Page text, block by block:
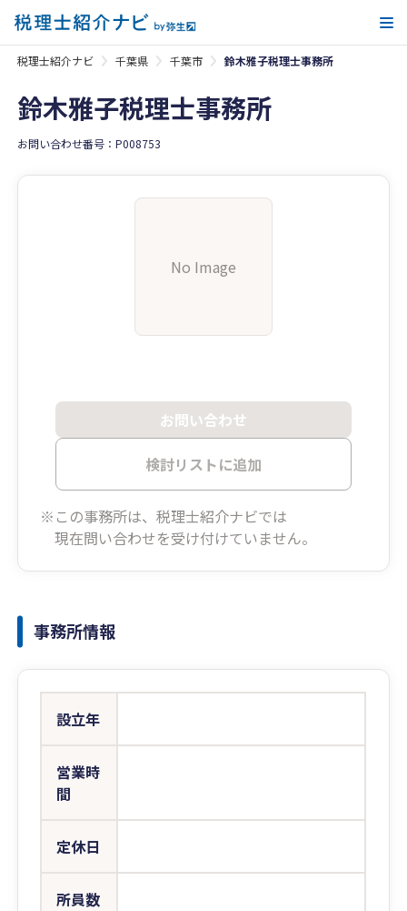
税理士紹介ナビ 千葉県 千葉市 鈴木雅子税理士事務所
鈴木雅子税理士事務所
お問い合わせ番号：P008753
No Image
お問い合わせ
検討リストに追加
※この事務所は、税理士紹介ナビでは
現在問い合わせを受け付けていません。
事務所情報
設立年
営業時
間
定休日
所員数